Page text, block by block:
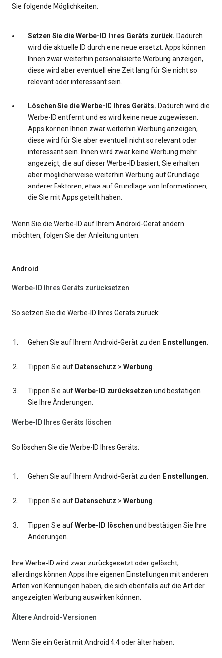
Sie folgende Möglichkeiten:
Setzen Sie die Werbe-ID Ihres Geräts zurück. Dadurch
wird die aktuelle ID durch eine neue ersetzt. Apps können
Ihnen zwar weiterhin personalisierte Werbung anzeigen,
diese wird aber eventuell eine Zeit lang für Sie nicht so
relevant oder interessant sein.
Löschen Sie die Werbe-ID Ihres Geräts. Dadurch wird die
Werbe-ID entfernt und es wird keine neue zugewiesen.
Apps können Ihnen zwar weiterhin Werbung anzeigen,
diese wird für Sie aber eventuell nicht so relevant oder
interessant sein. Ihnen wird zwar keine Werbung mehr
angezeigt, die auf dieser Werbe-ID basiert, Sie erhalten
aber möglicherweise weiterhin Werbung auf Grundlage
anderer Faktoren, etwa auf Grundlage von Informationen,
die Sie mit Apps geteilt haben.
Wenn Sie die Werbe-ID auf Ihrem Android-Gerät ändern
möchten, folgen Sie der Anleitung unten.
Android
Werbe-ID Ihres Geräts zurücksetzen
So setzen Sie die Werbe-ID Ihres Geräts zurück:
Gehen Sie auf Ihrem Android-Gerät zu den Einstellungen.
Tippen Sie auf Datenschutz > Werbung.
Tippen Sie aufWerbe-ID zurücksetzen und bestätigen
Sie Ihre Änderungen.
Werbe-ID Ihres Geräts löschen
So löschen Sie die Werbe-ID Ihres Geräts:
Gehen Sie auf Ihrem Android-Gerät zu den Einstellungen.
Tippen Sie auf Datenschutz > Werbung.
Tippen Sie aufWerbe-ID löschen und bestätigen Sie Ihre
Änderungen.
Ihre Werbe-ID wird zwar zurückgesetzt oder gelöscht,
allerdings können Apps ihre eigenen Einstellungen mit anderen
Arten von Kennungen haben, die sich ebenfalls auf die Art der
angezeigten Werbung auswirken können.
Ältere Android-Versionen
Wenn Sie ein Gerät mit Android 4.4 oder älter haben: